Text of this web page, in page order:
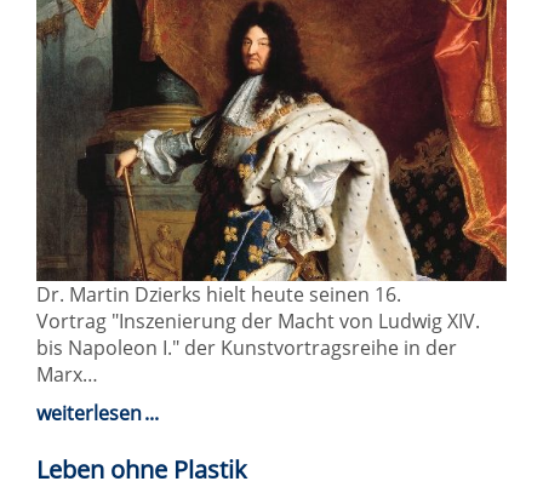
Dr. Martin Dzierks hielt heute seinen 16.
Vortrag "Inszenierung der Macht von Ludwig XIV.
bis Napoleon I." der Kunstvortragsreihe in der
Marx…
weiterlesen
Leben ohne Plastik